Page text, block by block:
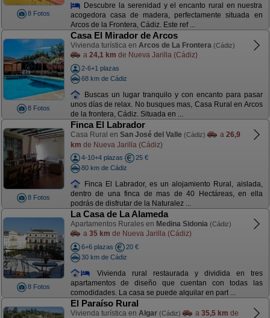
8 Fotos
Descubre la serenidad y el encanto rural en nuestra
acogedora casa de madera, perfectamente situada en
Arcos de la Frontera, Cádiz. Este ref ...
8 Fotos
Casa El Mirador de Arcos
Vivienda turística en Arcos de La Frontera (Cádiz)
a 24,1 km de Nueva Jarilla (Cádiz)
2-6+1 plazas
68 km de Cádiz
Buscas un lugar tranquilo y con encanto para pasar
unos días de relax. No busques mas, Casa Rural en Arcos
de la frontera, Cádiz. Situada en ...
8 Fotos
Finca El Labrador
Casa Rural en San José del Valle (Cádiz) a 26,9
km de Nueva Jarilla (Cádiz)
4-10+4 plazas
25 €
80 km de Cádiz
Finca El Labrador, es un alojamiento Rural, aislada,
dentro de una finca de mas de 40 Hectáreas, en ella
podrás de disfrutar de la Naturalez ...
8 Fotos
La Casa de La Alameda
Apartamentos Rurales en Medina Sidonia (Cádiz)
a 35 km de Nueva Jarilla (Cádiz)
6+6 plazas
20 €
30 km de Cádiz
Vivienda rural restaurada y dividida en tres
apartamentos de diseño que cuentan con todas las
comodidades. La casa se puede alquilar en part ...
El Paraíso Rural
Vivienda turística en Algar (Cádiz) a 35,5 km de